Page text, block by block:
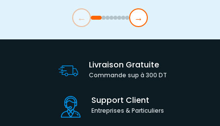
← →
Livraison Gratuite
Commande sup à 300 DT
Support Client
Entreprises & Particuliers